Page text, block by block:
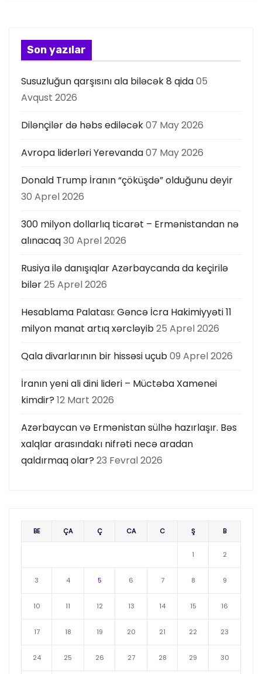
s
ı
Son yazılar
Susuzluğun qarşısını ala biləcək 8 qida05
Avqust 2026
Dilənçilər də həbs ediləcək07 May 2026
Avropa liderləri Yerevanda07 May 2026
Donald Trump İranın “çöküşdə” olduğunu deyir
30 Aprel 2026
300 milyon dollarlıq ticarət – Ermənistandan nə
alınacaq30 Aprel 2026
Rusiya ilə danışıqlar Azərbaycanda da keçirilə
bilər25 Aprel 2026
Hesablama Palatası: Gəncə İcra Hakimiyyəti 11
milyon manat artıq xərcləyib25 Aprel 2026
Qala divarlarının bir hissəsi uçub09 Aprel 2026
İranın yeni ali dini lideri – Müctəba Xamenei
kimdir? 12 Mart 2026
Azərbaycan və Ermənistan sülhə hazırlaşır. Bəs
xalqlar arasındakı nifrəti necə aradan
qaldırmaq olar? 23 Fevral 2026
BE ÇA Ç CA C Ş B
1 2
3 4 5 6 7 8 9
10 11 12 13 14 15 16
17 18 19 20 21 22 23
24 25 26 27 28 29 30